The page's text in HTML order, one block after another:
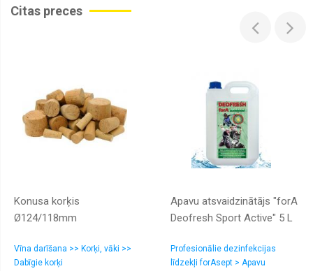
Citas preces
Konusa korķis
Ø124/118mm
Vīna darīšana >> Korķi, vāki >>
Dabīgie korķi
Apavu atsvaidzinātājs "forA
Deofresh Sport Active" 5 L
Profesionālie dezinfekcijas
līdzekļi forAsept > Apavu